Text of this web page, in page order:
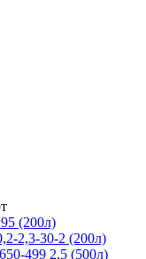
(200л)
2,3-30-2 (200л)
499 2,5 (500л)